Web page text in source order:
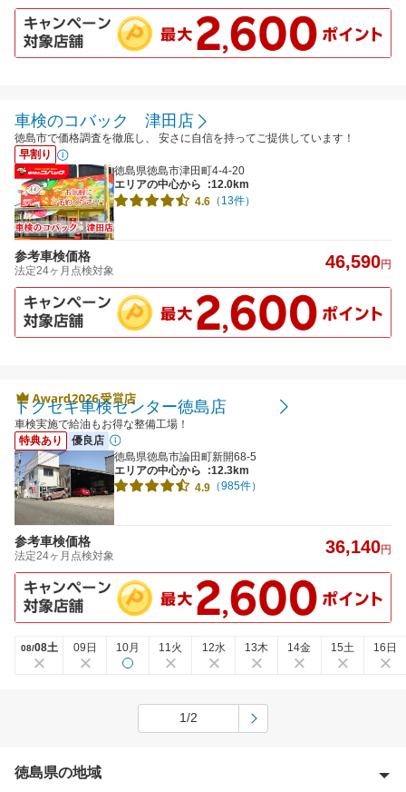
車検のコバック 津田店
徳島市で価格調査を徹底し、 安さに自信を持ってご提供しています！
早割り
徳島県徳島市津田町4-4-20
エリアの中心から
:12.0km
4.6 （13件）
参考車検価格
法定24ヶ月点検対象 46,590円
トクセキ車検センター徳島店
車検実施で給油もお得な整備工場！
特典あり
優良店
徳島県徳島市論田町新開68-5
エリアの中心から
:12.3km
4.9 （985件）
参考車検価格
法定24ヶ月点検対象 36,140円
08/08土 09日 10月 11火 12水 13木 14金 15土 16日
1/2
徳島県の地域